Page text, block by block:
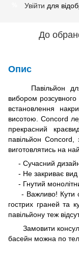
Увійти для
До
Опис
Павільйон для
вибором розсувного
встановлення
висотою. Concord
прекрасний
павільйон Concord,
виготовлятись на
- Сучасний
- Не закриває
- Гнутий
- Важливо! Кути
гострих граней та
павільйону теж
Замовити
басейн можна по